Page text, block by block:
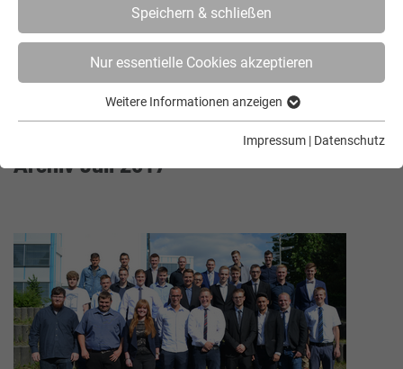
Speichern & schließen
Nur essentielle Cookies akzeptieren
Weitere Informationen anzeigen
Impressum | Datenschutz
AKTUELLES ARCHIV
Archiv Juli 2017